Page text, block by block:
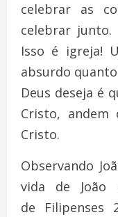
celebrar as
celebrar
Isso é igreja!
absurdo
Deus deseja é
Cristo, andem
Cristo.
Observando
vida de João
de Filipenses